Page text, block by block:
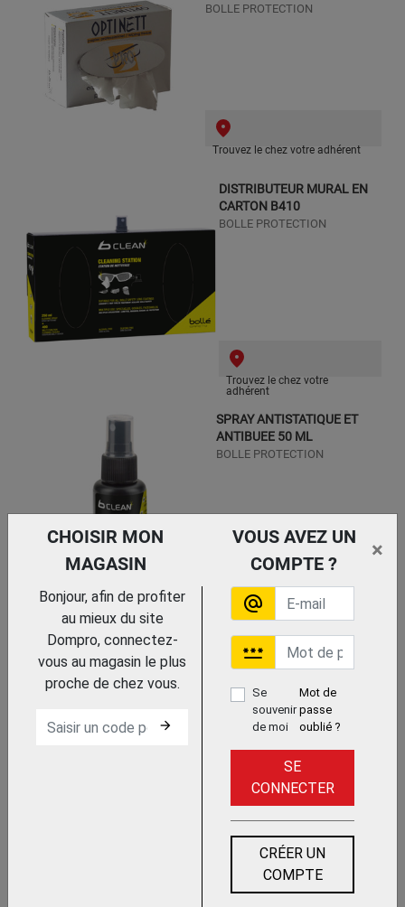
BOLLE PROTECTION
Trouvez le chez votre adhérent
DISTRIBUTEUR MURAL EN
CARTON B410
BOLLE PROTECTION
Trouvez le chez votre
adhérent
SPRAY ANTISTATIQUE ET
ANTIBUEE 50 ML
BOLLE PROTECTION
Trouvez le chez votre adhérent
ETUI CEINTURE POUR
LUNETTE
Trouvez le chez votre
adhérent
ETUI CEINTURE POUR
CHOISIR MON
MAGASIN
VOUS AVEZ UN
COMPTE ?
×
Bonjour, afin de profiter
au mieux du site
Dompro, connectez-
vous au magasin le plus
proche de chez vous.
arrow_forward
alternate_email
password
Se
souvenir
de moi
Mot de
passe
oublié ?
SE
CONNECTER
CRÉER UN
COMPTE